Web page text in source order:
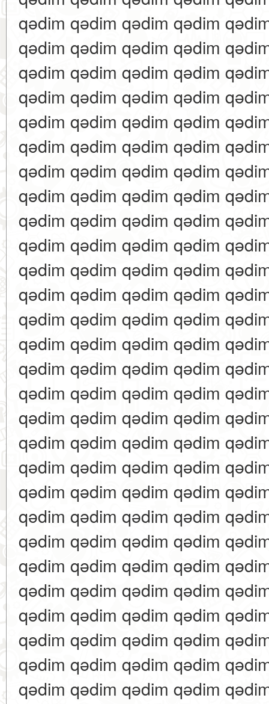
qədim qədim qədim qədim
qədim qədim qədim qədim
qədim qədim qədim qədim
qədim qədim qədim qədim
qədim qədim qədim qədim
qədim qədim qədim qədim
qədim qədim qədim qədim
qədim qədim qədim qədim
qədim qədim qədim qədim
qədim qədim qədim qədim
qədim qədim qədim qədim
qədim qədim qədim qədim
qədim qədim qədim qədim
qədim qədim qədim qədim
qədim qədim qədim qədim
qədim qədim qədim qədim
qədim qədim qədim qədim
qədim qədim qədim qədim
qədim qədim qədim qədim
qədim qədim qədim qədim
qədim qədim qədim qədim
qədim qədim qədim qədim
qədim qədim qədim qədim
qədim qədim qədim qədim
qədim qədim qədim qədim
qədim qədim qədim qədim
qədim qədim qədim qədim
qədim qədim qədim qədim